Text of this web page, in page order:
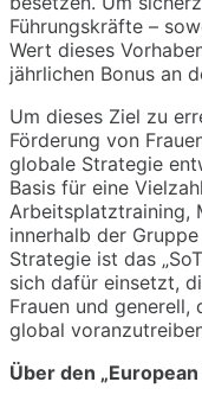
Führungskräfte –
Wert dieses
jährlichen Bonus an
Um dieses Ziel zu
Förderung von
globale Strategie
Basis für eine
Arbeitsplatztraining,
innerhalb der
Strategie ist das
sich dafür einsetzt,
Frauen und generell,
global
Über den